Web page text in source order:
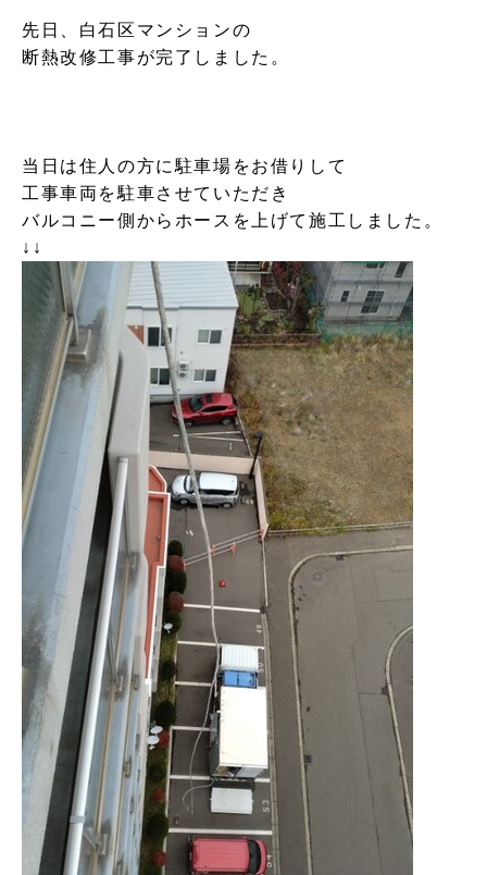
先日、白石区マンションの
断熱改修工事が完了しました。
当日は住人の方に駐車場をお借りして
工事車両を駐車させていただき
バルコニー側からホースを上げて施工しました。
↓↓